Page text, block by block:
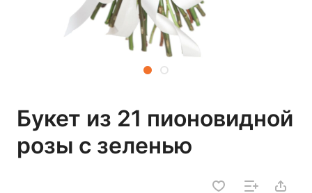
Букет из 21 пионовидной
розы с зеленью